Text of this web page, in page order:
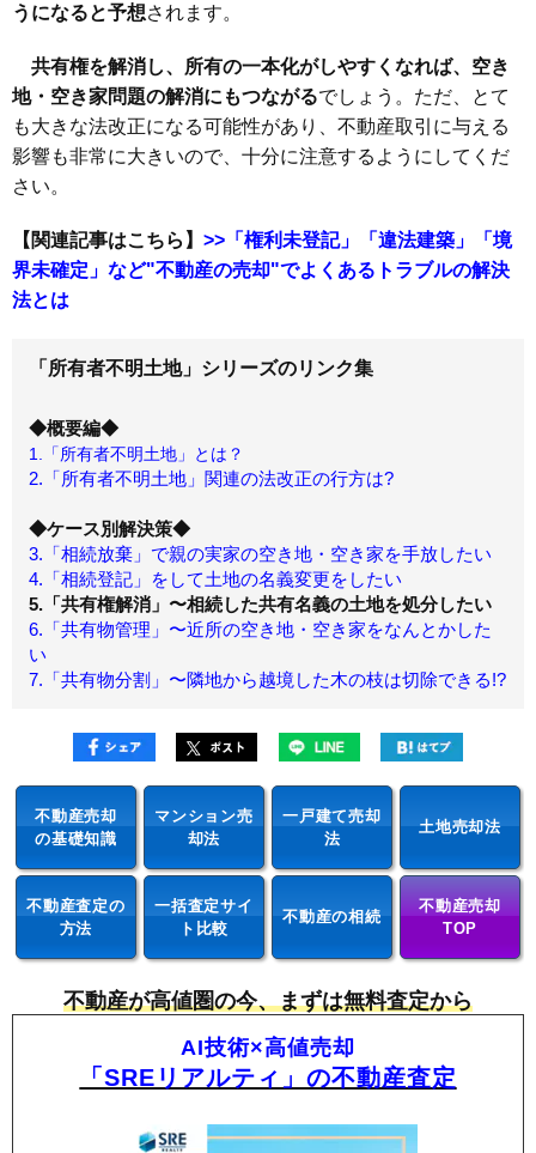
うになると予想されます。
共有権を解消し、所有の一本化がしやすくなれば、空き
地・空き家問題の解消にもつながるでしょう。ただ、とて
も大きな法改正になる可能性があり、不動産取引に与える
影響も非常に大きいので、十分に注意するようにしてくだ
さい。
【関連記事はこちら】 >>「権利未登記」「違法建築」「境
界未確定」など"不動産の売却"でよくあるトラブルの解決
法とは
「所有者不明土地」シリーズのリンク集
◆概要編◆
1.「所有者不明土地」とは？
2.「所有者不明土地」関連の法改正の行方は?
◆ケース別解決策◆
3.「相続放棄」で親の実家の空き地・空き家を手放したい
4.「相続登記」をして土地の名義変更をしたい
5.「共有権解消」〜相続した共有名義の土地を処分したい
6.「共有物管理」〜近所の空き地・空き家をなんとかした
い
7.「共有物分割」〜隣地から越境した木の枝は切除できる!?
不動産売却
の基礎知識
マンション売
却法
一戸建て売却
法
土地売却法
不動産査定の
方法
一括査定サイ
ト比較
不動産の相続
不動産売却
TOP
不動産が高値圏の今、まずは無料査定から
AI技術×高値売却
「SREリアルティ」の不動産査定